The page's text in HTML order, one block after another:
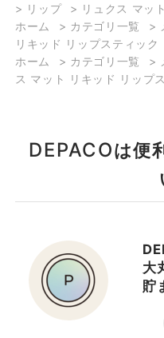
> リップ > リュクス マッ
ホーム
> カテゴリ一覧 >
リキッド リップスティック
ホーム
> カテゴリ一覧 >
ス マット リキッド リップ
DEPACOは便
大
貯